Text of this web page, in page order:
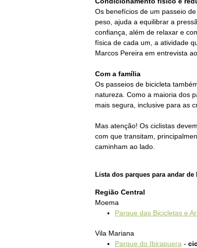
Os benefícios de um passeio
peso, ajuda a equilibrar a
confiança, além de relaxar e
física de cada um, a atividade
Marcos Pereira em entrevista
Com a família
Os passeios de bicicleta
natureza. Como a maioria dos
mais segura, inclusive para as
Mas atenção! Os ciclistas
com que transitam,
caminham ao lado.
Lista dos parques para andar
Região Central
Moema
Parque das Bicicletas e
Vila Mariana
Parque do Ibirapuera -